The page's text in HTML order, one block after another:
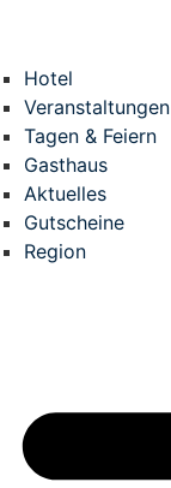
springen
Hotel
Veranstaltungen
Tagen & Feiern
Gasthaus
Aktuelles
Gutscheine
Region